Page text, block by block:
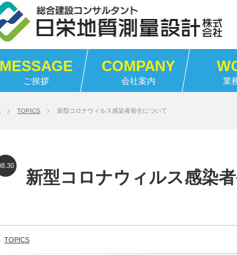
MESSAGE
ご挨拶
COMPANY
会社案内 業
TOPICS 新型コロナウィルス感染者発生について
新型コロナウィルス感染
TOPICS